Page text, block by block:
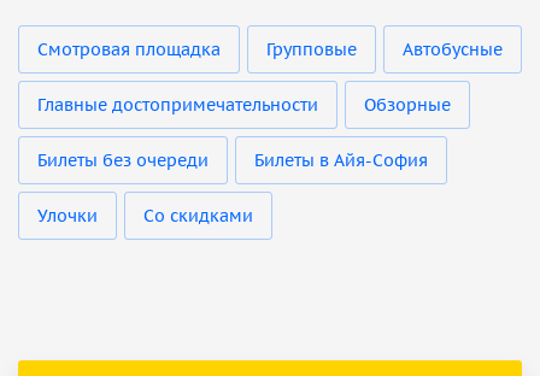
Смотровая площадка Групповые Автобусные
Главные достопримечательности Обзорные
Билеты без очереди Билеты в Айя-София
Улочки Со скидками